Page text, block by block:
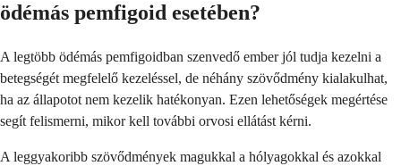
ödémás pemfigoid esetében?
A legtöbb ödémás pemfigoidban szenvedő ember jól tudja kezelni a
betegségét megfelelő kezeléssel, de néhány szövődmény kialakulhat,
ha az állapotot nem kezelik hatékonyan. Ezen lehetőségek megértése
segít felismerni, mikor kell további orvosi ellátást kérni.
A leggyakoribb szövődmények magukkal a hólyagokkal és azokkal